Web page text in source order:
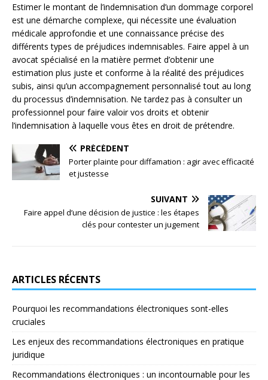
Estimer le montant de l’indemnisation d’un dommage corporel
est une démarche complexe, qui nécessite une évaluation
médicale approfondie et une connaissance précise des
différents types de préjudices indemnisables. Faire appel à un
avocat spécialisé en la matière permet d’obtenir une
estimation plus juste et conforme à la réalité des préjudices
subis, ainsi qu’un accompagnement personnalisé tout au long
du processus d’indemnisation. Ne tardez pas à consulter un
professionnel pour faire valoir vos droits et obtenir
l’indemnisation à laquelle vous êtes en droit de prétendre.
PRÉCÉDENT
Porter plainte pour diffamation : agir avec efficacité
et justesse
SUIVANT
Faire appel d’une décision de justice : les étapes
clés pour contester un jugement
ARTICLES RÉCENTS
Pourquoi les recommandations électroniques sont-elles
cruciales
Les enjeux des recommandations électroniques en pratique
juridique
Recommandations électroniques : un incontournable pour les